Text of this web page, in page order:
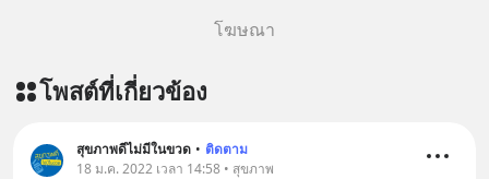
โฆษณา
โพสต์ที่เกี่ยวข้อง
สุขภาพดีไม่มีในขวด • ติดตาม
18 ม.ค. 2022 เวลา 14:58 • สุขภาพ